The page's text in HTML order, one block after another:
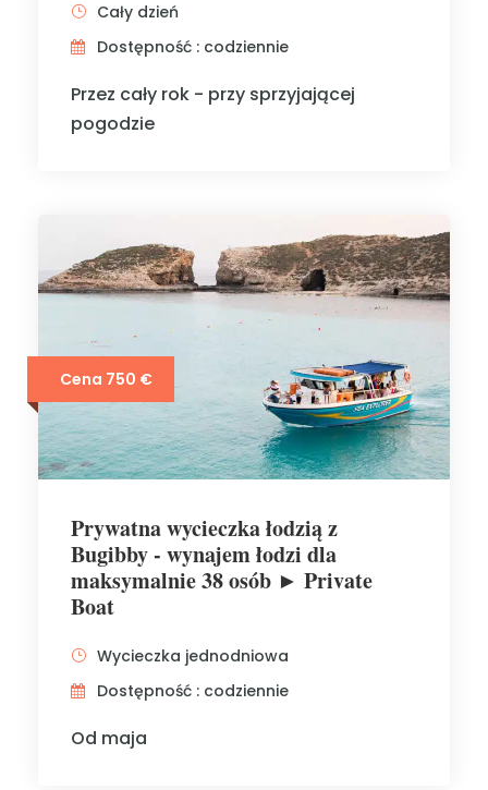
Cały dzień
Dostępność : codziennie
Przez cały rok - przy sprzyjającej
pogodzie
Cena 750 €
Prywatna wycieczka łodzią z
Bugibby - wynajem łodzi dla
maksymalnie 38 osób ► Private
Boat
Wycieczka jednodniowa
Dostępność : codziennie
Od maja